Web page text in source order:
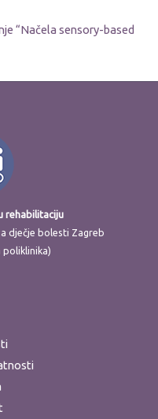
“Načela sensory-based
rehabilitaciju
dječje bolesti Zagreb